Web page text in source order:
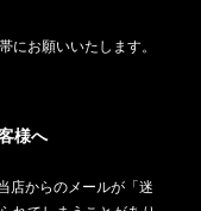
にお願いいたします。
様へ
店からのメールが「迷